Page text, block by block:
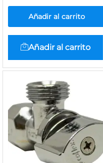
Añadir al carrito
Añadir al carrito